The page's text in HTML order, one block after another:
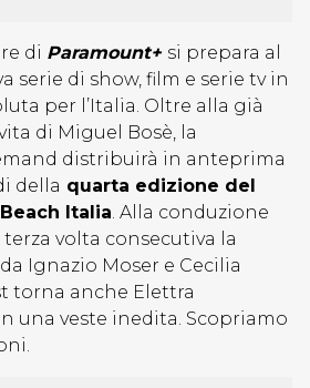
di Paramount+ si prepara al
serie di show, film e serie tv in
per l’Italia. Oltre alla già
di Miguel Bosè, la
distribuirà in anteprima
della quarta edizione del
Italia. Alla conduzione
volta consecutiva la
Ignazio Moser e Cecilia
torna anche Elettra
una veste inedita. Scopriamo